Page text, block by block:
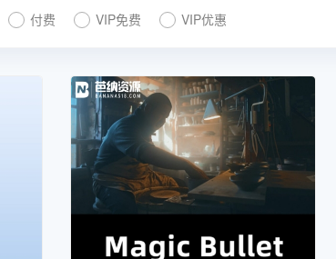
付费 VIP免费 VIP优惠